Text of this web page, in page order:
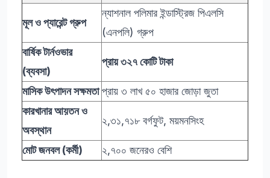
মূল ও প্যারেন্ট গ্রুপ
ন্যাশনাল পলিমার ইন্ডাস্ট্রিজ পিএলসি
(এনপলি) গ্রুপ
বার্ষিক টার্নওভার
(ব্যবসা)
প্রায় ৩২৭ কোটি টাকা
মাসিক উৎপাদন সক্ষমতা প্রায় ৩ লাখ ৫০ হাজার জোড়া জুতা
কারখানার আয়তন ও
অবস্থান
২,৩১,৭১৮ বর্গফুট, ময়মনসিংহ
মোট জনবল (কর্মী) ২,৭০০ জনেরও বেশি